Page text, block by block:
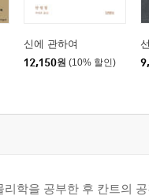
신에 관하여
12,150원 (10% 할인)
리학을 공부한 후 칸트의